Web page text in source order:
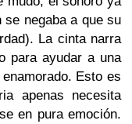
se negaba a que su
La cinta narra
para ayudar a una
Esto es
apenas necesita
en pura emoción.